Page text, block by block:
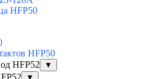
HFP50
HFP50
HFP52
▼